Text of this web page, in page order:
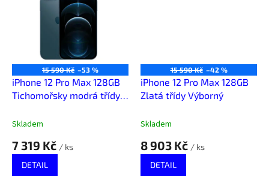
15 590 Kč –53 %
iPhone 12 Pro Max 128GB
Tichomořsky modrá třídy
Skladem
7 319 Kč / ks
DETAIL
15 590 Kč –42 %
iPhone 12 Pro Max 128GB
Zlatá třídy Výborný
Skladem
8 903 Kč / ks
DETAIL